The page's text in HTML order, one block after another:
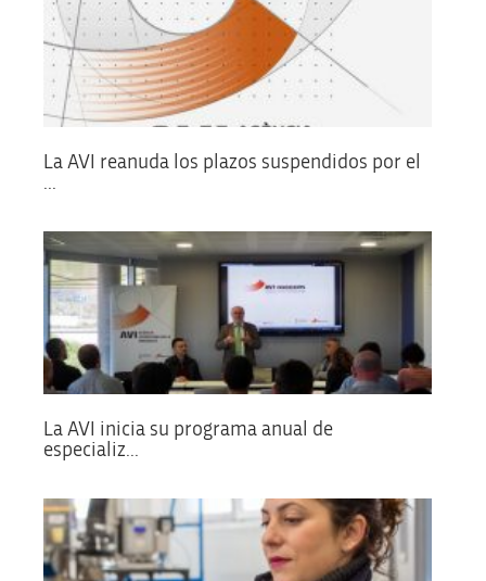
La AVI reanuda los plazos suspendidos por el
...
La AVI inicia su programa anual de
especializ...